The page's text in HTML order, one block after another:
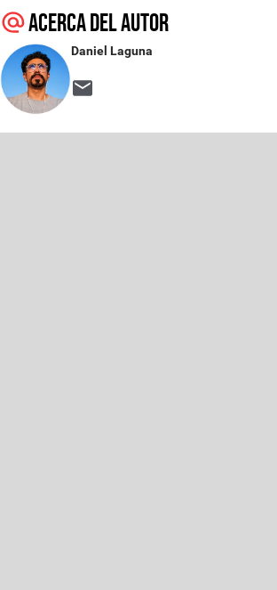
Acerca del autor
Daniel Laguna